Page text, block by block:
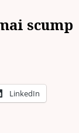
scump
LinkedIn